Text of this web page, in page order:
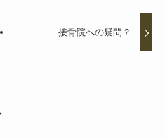
接骨院への疑問？